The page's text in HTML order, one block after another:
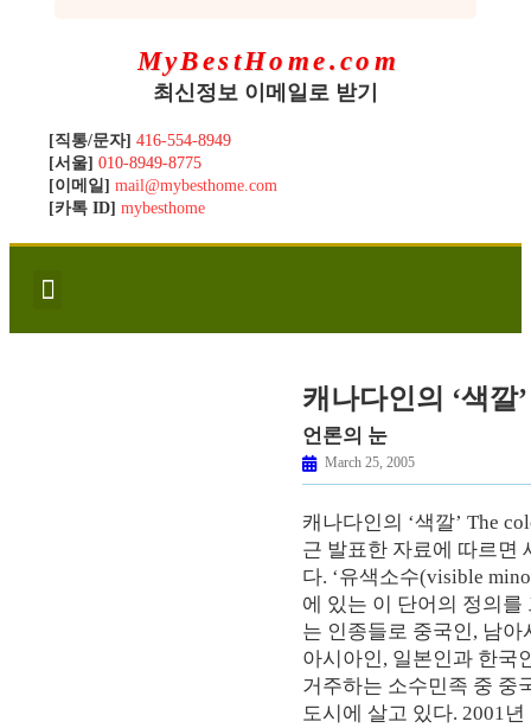
MyBestHome.com
최신정보 이메일로 받기
[직통/문자] 416-554-8949
[서울] 010-8949-8775
[이메일] mail@mybesthome.com
[카톡 ID] mybesthome
캐나다인의 ‘색깔’
언론의 눈
March 25, 2005
캐나다인의 ‘색깔’ The
근 발표한 자료에 따르면
다. ‘유색소수(visible
에 있는 이 단어의 정의
는 인종들로 중국인, 남
아시아인, 일본인과 한국
거주하는 소수민족 중 중
도시에 살고 있다. 2001